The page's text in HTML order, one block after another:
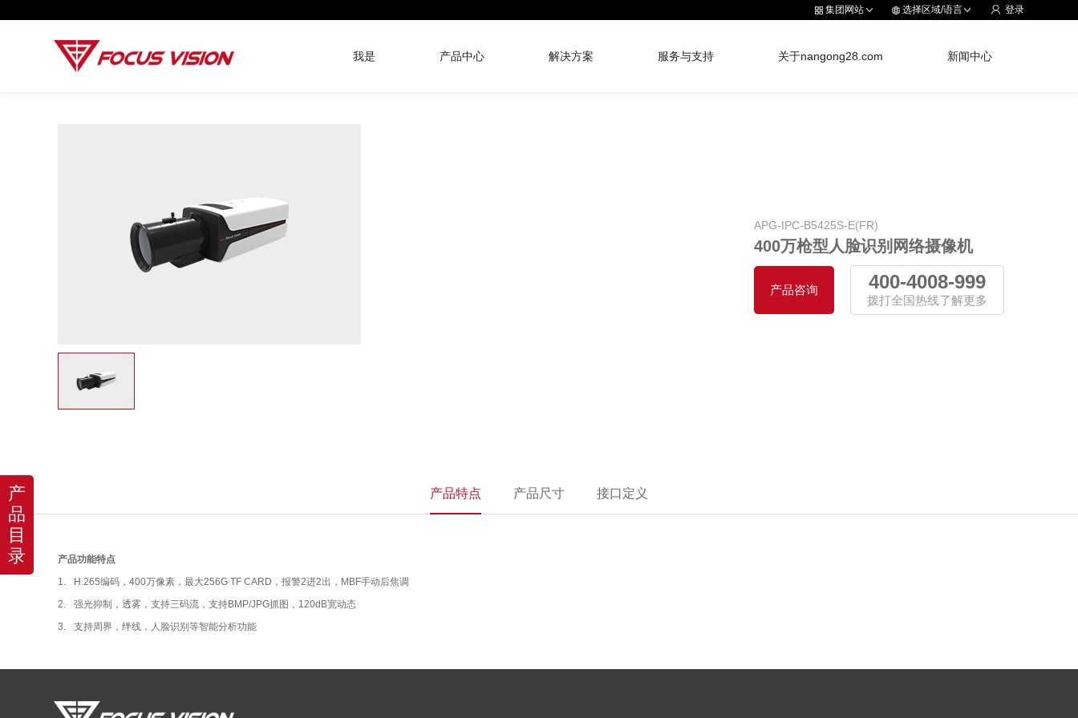
集团网站 选择区域/语言 登录
我是 产品中心 解决方案 服务与支持 关于nangong28.com 新闻中心
APG-IPC-B5425S-E(FR)
400万枪型人脸识别网络摄像机
产品咨询 400-4008-999
拨打全国热线了解更多
产品特点 产品尺寸 接口定义
产品功能特点
1.
H.265编码， 400万像素，最大256G TF CARD ，报警2进2出， MBF手动后焦调
2.
强光抑制，透雾，支持三码流，支持BMP/JPG抓图， 120dB宽动态
3.
支持周界，绊线，人脸识别等智能分析功能
产
品
目
录